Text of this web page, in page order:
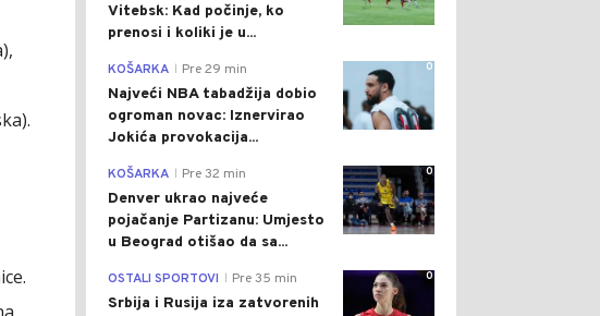
Vitebsk: Kad počinje, ko
prenosi i koliki je u...
0
KOŠARKA Pre 29 min
Najveći NBA tabadžija dobio
ogroman novac: Iznervirao
Jokića provokacija...
0
KOŠARKA Pre 32 min
Denver ukrao najveće
pojačanje Partizanu: Umjesto
u Beograd otišao da sa...
0
OSTALI SPORTOVI Pre 35 min
Srbija i Rusija iza zatvorenih